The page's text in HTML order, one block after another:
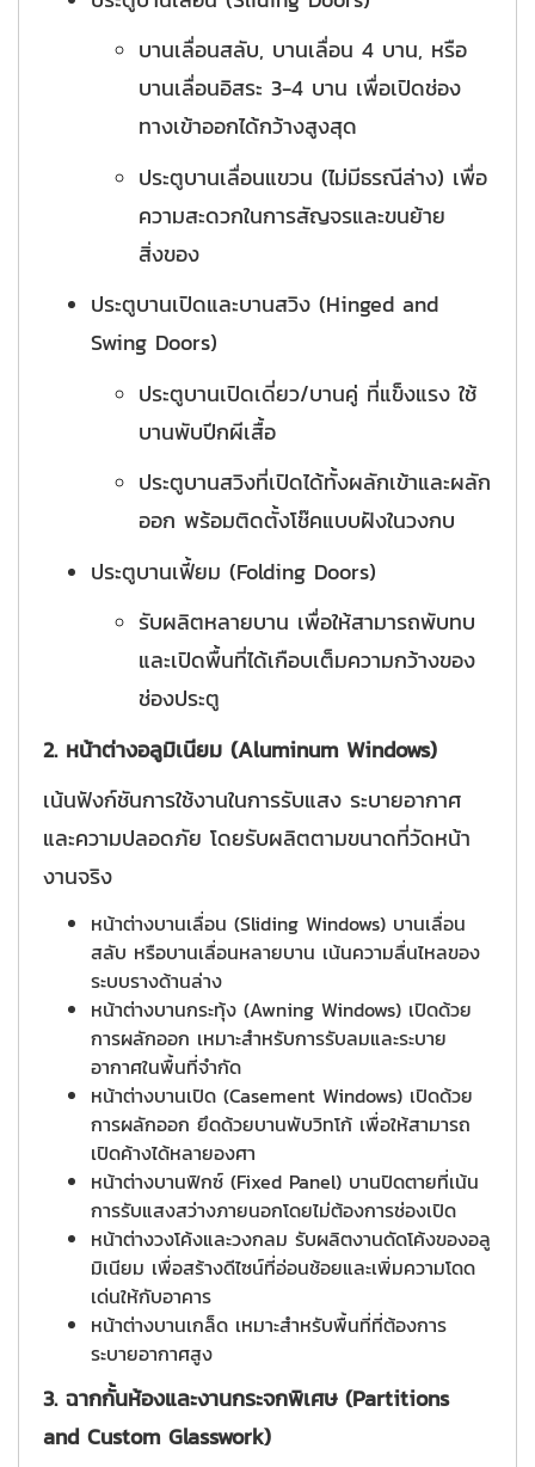
บานเลื่อนสลับ, บานเลื่อน 4 บาน, หรือ
บานเลื่อนอิสระ 3-4 บาน เพื่อเปิดช่อง
ทางเข้าออกได้กว้างสูงสุด
ประตูบานเลื่อนแขวน (ไม่มีธรณีล่าง) เพื่อ
ความสะดวกในการสัญจรและขนย้าย
สิ่งของ
ประตูบานเปิดและบานสวิง (Hinged and
Swing Doors)
ประตูบานเปิดเดี่ยว/บานคู่ ที่แข็งแรง ใช้
บานพับปีกผีเสื้อ
ประตูบานสวิงที่เปิดได้ทั้งผลักเข้าและผลัก
ออก พร้อมติดตั้งโช๊คแบบฝังในวงกบ
ประตูบานเฟี้ยม (Folding Doors)
รับผลิตหลายบาน เพื่อให้สามารถพับทบ
และเปิดพื้นที่ได้เกือบเต็มความกว้างของ
ช่องประตู
2. หน้าต่างอลูมิเนียม (Aluminum Windows)
เน้นฟังก์ชันการใช้งานในการรับแสง ระบายอากาศ
และความปลอดภัย โดยรับผลิตตามขนาดที่วัดหน้า
งานจริง
หน้าต่างบานเลื่อน (Sliding Windows) บานเลื่อน
สลับ หรือบานเลื่อนหลายบาน เน้นความลื่นไหลของ
ระบบรางด้านล่าง
หน้าต่างบานกระทุ้ง (Awning Windows) เปิดด้วย
การผลักออก เหมาะสำหรับการรับลมและระบาย
อากาศในพื้นที่จำกัด
หน้าต่างบานเปิด (Casement Windows) เปิดด้วย
การผลักออก ยึดด้วยบานพับวิทโก้ เพื่อให้สามารถ
เปิดค้างได้หลายองศา
หน้าต่างบานฟิกซ์ (Fixed Panel) บานปิดตายที่เน้น
การรับแสงสว่างภายนอกโดยไม่ต้องการช่องเปิด
หน้าต่างวงโค้งและวงกลม รับผลิตงานดัดโค้งของอลู
มิเนียม เพื่อสร้างดีไซน์ที่อ่อนช้อยและเพิ่มความโดด
เด่นให้กับอาคาร
หน้าต่างบานเกล็ด เหมาะสำหรับพื้นที่ที่ต้องการ
ระบายอากาศสูง
3. ฉากกั้นห้องและงานกระจกพิเศษ (Partitions
and Custom Glasswork)